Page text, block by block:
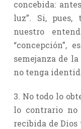
concebida:
luz”. Si, pues,
nuestro
“concepción”,
semejanza de
no tenga
3. No todo lo
lo contrario no
recibida de